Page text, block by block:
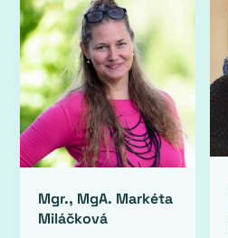
Mgr., MgA. Markéta
Miláčková